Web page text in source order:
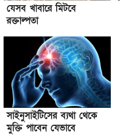
যেসব খাবারে মিটবে
রক্তাল্পতা
সাইনুসাইটিসের ব্যথা থেকে
মুক্তি পাবেন যেভাবে